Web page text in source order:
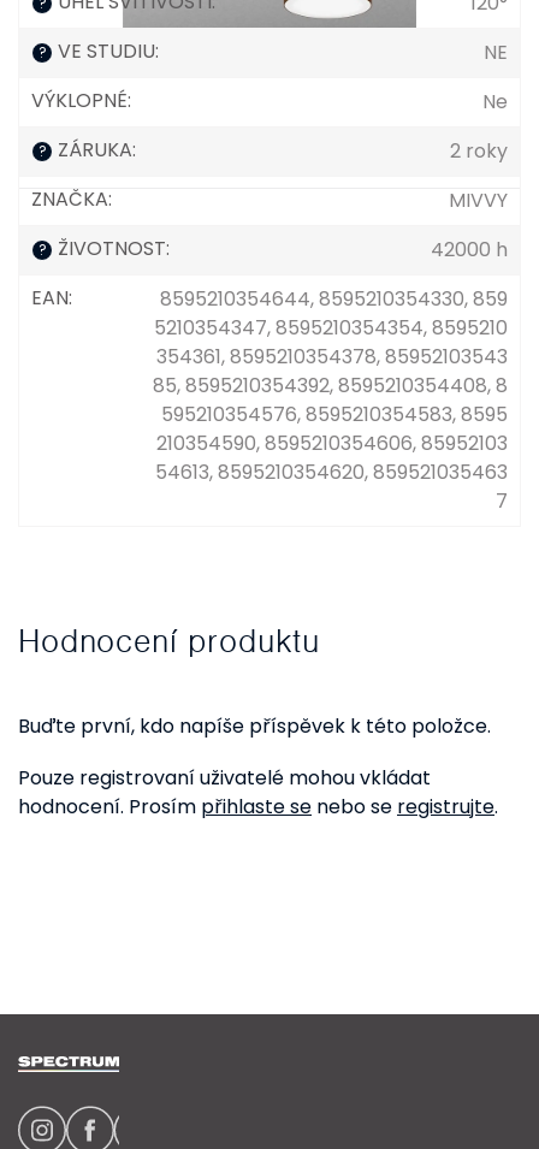
? VE STUDIU:
NE
VÝKLOPNÉ: Ne
? ZÁRUKA:
2 roky
ZNAČKA: MIVVY
? ŽIVOTNOST:
42000 h
EAN:
8595210354644, 8595210354330, 859
5210354347, 8595210354354, 8595210
354361, 8595210354378, 85952103543
85, 8595210354392, 8595210354408, 8
595210354576, 8595210354583, 8595
210354590, 8595210354606, 85952103
54613, 8595210354620, 859521035463
7
Hodnocení produktu
Buďte první, kdo napíše příspěvek k této položce.
Pouze registrovaní uživatelé mohou vkládat
hodnocení. Prosím přihlaste se nebo se registrujte.